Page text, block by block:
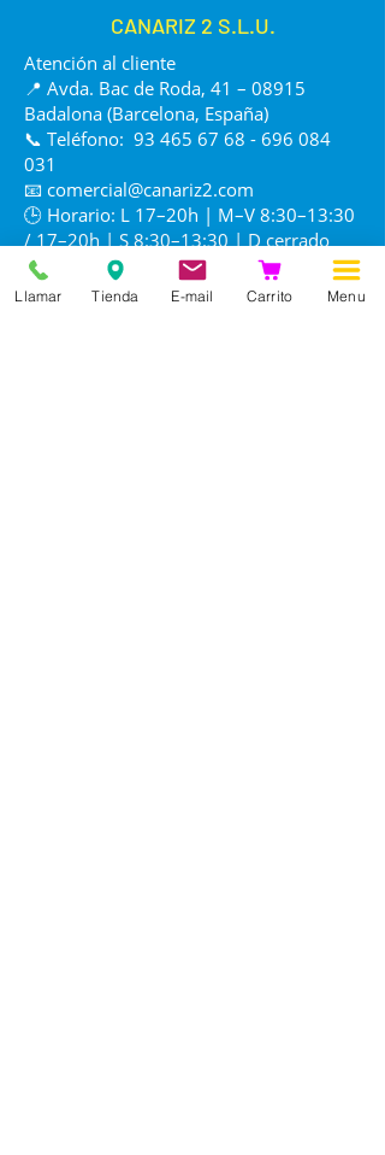
CANARIZ 2 S.L.U.
Atención al cliente
📍 Avda. Bac de Roda, 41 – 08915
Badalona (Barcelona, España)
📞 Teléfono: 93 465 67 68 - 696 084
031
📧 comercial@canariz2.com
🕒 Horario: L 17–20h | M–V 8:30–13:30
/ 17–20h | S 8:30–13:30 | D cerrado
Llamar Tienda E-mail Carrito Menu